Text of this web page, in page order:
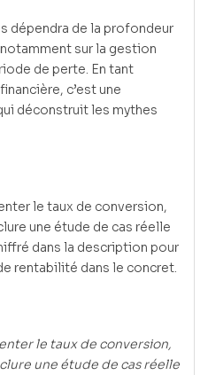
dépendra de la profondeur
sur la gestion
de perte. En tant
c’est une
déconstruit les mythes
le taux de conversion,
une étude de cas réelle
dans la description pour
rentabilité dans le concret.
le taux de conversion,
une étude de cas réelle